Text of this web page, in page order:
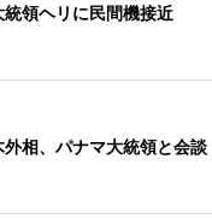
統領ヘリに民間機接近
外相、パナマ大統領と会談